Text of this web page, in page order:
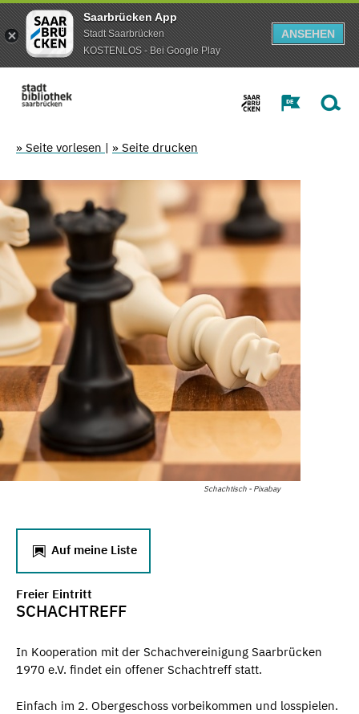
Saarbrücken App
Stadt Saarbrücken
KOSTENLOS - Bei Google Play
ANSEHEN
» Seite vorlesen | » Seite drucken
Schachtisch - Pixabay
Auf meine Liste
Freier Eintritt
SCHACHTREFF
In Kooperation mit der Schachvereinigung Saarbrücken
1970 e.V. findet ein offener Schachtreff statt.
Einfach im 2. Obergeschoss vorbeikommen und losspielen.